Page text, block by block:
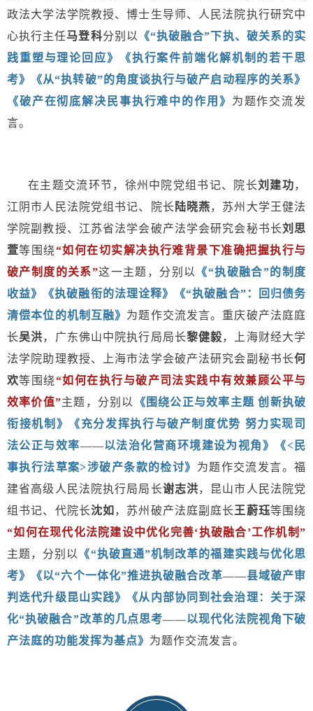
政法大学法学院教授、博士生导师、人民法院执行研究中
心执行主任马登科分别以
《“执破融合”下执、破关系的实
践重塑与理论回应》
《执行案件前端化解机制的若干思
考》
《从“执转破”的角度谈执行与破产启动程序的关系》
《破产在彻底解决民事执行难中的作用》 为题作交流发
言。
在主题交流环节，徐州中院党组书记、院长刘建功，
江阴市人民法院党组书记、院长 陆晓燕，苏州大学王健法
学院副教授、江苏省法学会破产法学会研究会秘书长刘思
萱等围绕“如何在切实解决执行难背景下准确把握执行与
破产制度的关系”这一主题，分别以
《“执破融合”的制度
收益》《执破融衔的法理诠释》《“执破融合”：回归债务
清偿本位的机制互融》 为题作交流发言。重庆破产法庭庭
长吴洪，广东佛山中院执行局局长黎健毅，上海财经大学
法学院助理教授、上海市法学会破产法研究会副秘书长何
欢等围绕“如何在执行与破产司法实践中有效兼顾公平与
效率价值”主题，分别以
《围绕公正与效率主题 创新执破
衔接机制》《充分发挥执行与破产制度优势 努力实现司
法公正与效率——以法治化营商环境建设为视角》《<民
事执行法草案>涉破产条款的检讨》 为题作交流发言。福
建省高级人民法院执行局局长谢志洪，昆山市人民法院党
组书记、代院长沈如 ，苏州破产法庭副庭长 王蔚珏等围绕
“如何在现代化法院建设中优化完善‘执破融合’工作机制”
主题，分别以
《“执破直通”机制改革的福建实践与优化思
考》《以“六个一体化”推进执破融合改革——县域破产审
判迭代升级昆山实践》《从内部协同到社会治理：关于深
化“执破融合”改革的几点思考——以现代化法院视角下破
产法庭的功能发挥为基点》 为题作交流发言。